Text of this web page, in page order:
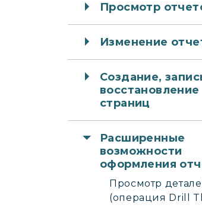
Просмотр
Изменение
Создание,
восстановление
страниц
Расширенные
возможности
оформления
Просмотр
(операция Drill